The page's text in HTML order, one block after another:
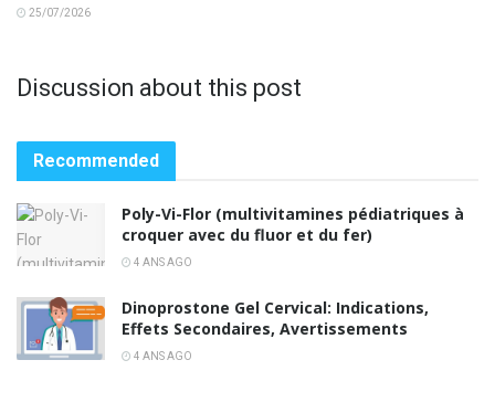
25/07/2026
Discussion about this post
Recommended
Poly-Vi-Flor (multivitamines pédiatriques à
croquer avec du fluor et du fer)
4 ANS AGO
Dinoprostone Gel Cervical: Indications,
Effets Secondaires, Avertissements
4 ANS AGO